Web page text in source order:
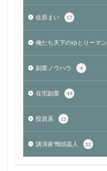
佐原まい 17
俺たち天下のゆとりーマン
副業ノウハウ 4
在宅副業 49
投資系 15
講演家 鴨頭嘉人 12